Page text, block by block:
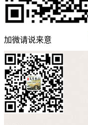
加微请说来意